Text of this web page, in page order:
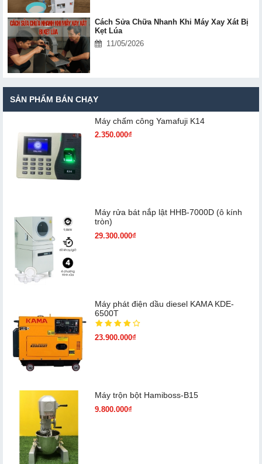
Cách Sửa Chữa Nhanh Khi Máy Xay Xát Bị
Kẹt Lúa
11/05/2026
SẢN PHẨM BÁN CHẠY
Máy chấm cô​ng Yamafuji K14
2.350.000₫
Máy rửa bát nắp lật HHB-7000D (ô kính
tròn)
29.300.000₫
Máy phát điện dầu diesel KAMA KDE-
6500T
23.900.000₫
Máy trộn bột Hamiboss-B15
9.800.000₫